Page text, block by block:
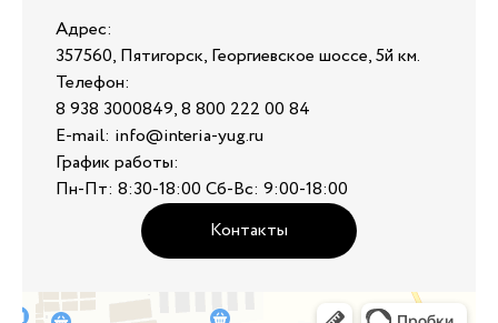
Адрес:
357560, Пятигорск, Георгиевское шоссе, 5й км.
Телефон:
8 938 3000849, 8 800 222 00 84
E-mail: info@interia-yug.ru
График работы:
Пн-Пт: 8:30-18:00 Сб-Вс: 9:00-18:00
Контакты